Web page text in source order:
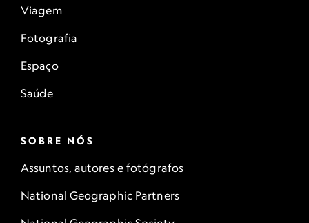
Viagem
Fotografia
Espaço
Saúde
SOBRE NÓS
Assuntos, autores e fotógrafos
National Geographic Partners